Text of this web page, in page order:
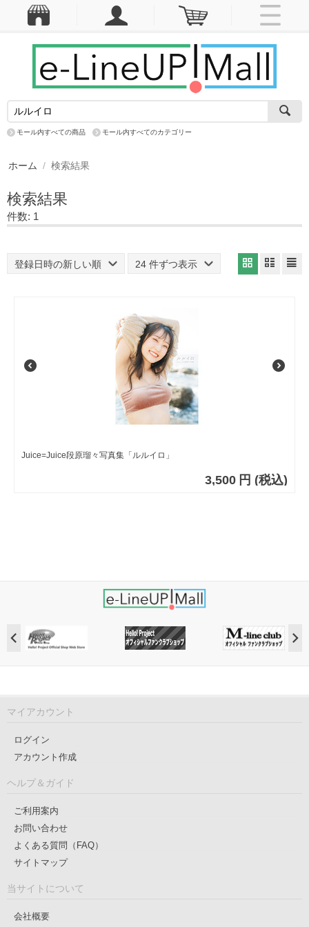
モール内すべての商品 モール内すべてのカテゴリー
ホーム / 検索結果
検索結果
件数: 1
登録日時の新しい順 24 件ずつ表示
Juice=Juice段原瑠々写真集「ルルイロ」
3,500 円 (税込)
マイアカウント
ログイン
アカウント作成
ヘルプ＆ガイド
ご利用案内
お問い合わせ
よくある質問（FAQ）
サイトマップ
当サイトについて
会社概要